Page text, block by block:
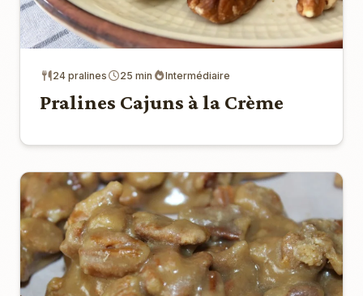
24 pralines 25 min Intermédiaire
Pralines Cajuns à la Crème